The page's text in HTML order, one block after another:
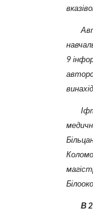
9
В